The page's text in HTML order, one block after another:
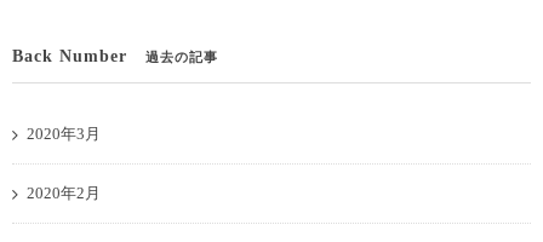
Back Number 過去の記事
2020年3月
2020年2月